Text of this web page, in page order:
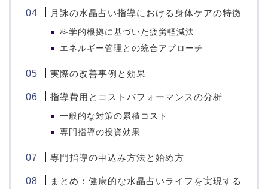
月詠の水晶占い指導における身体ケアの特徴
科学的根拠に基づいた疲労軽減法
エネルギー管理との統合アプローチ
実際の改善事例と効果
指導費用とコストパフォーマンスの分析
一般的な対策の累積コスト
専門指導の投資効果
専門指導の申込み方法と始め方
まとめ：健康的な水晶占いライフを実現する